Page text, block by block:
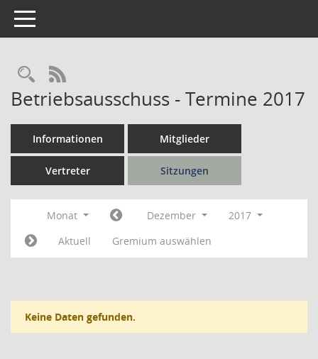
Toggle navigation
Rechercheauswahl
RSS-Feed
Betriebsausschuss - Termine 2017
Informationen Mitglieder
Vertreter Sitzungen
Monat Dezember
2017
Aktuell
Gremium auswählen
Keine Daten gefunden.